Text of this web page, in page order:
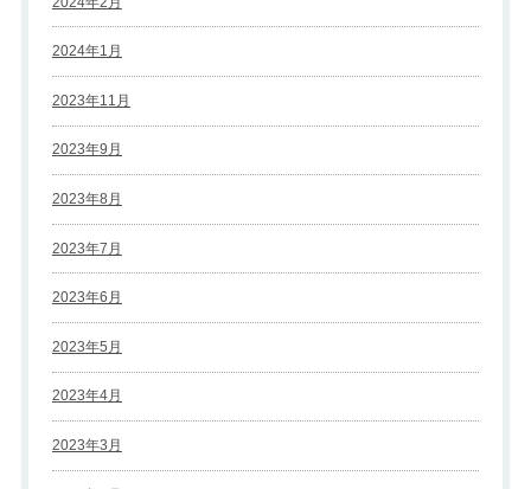
2024年1月
2023年11月
2023年9月
2023年8月
2023年7月
2023年6月
2023年5月
2023年4月
2023年3月